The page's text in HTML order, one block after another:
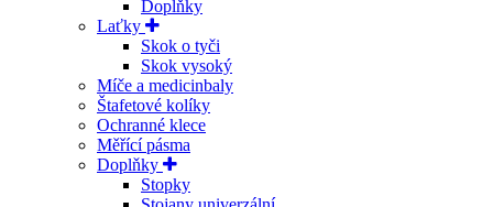
Doplňky
Laťky
Skok o tyči
Skok vysoký
Míče a medicinbaly
Štafetové kolíky
Ochranné klece
Měřící pásma
Doplňky
Stopky